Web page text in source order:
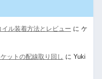
ル装着方法とレビュー に ケ
ットの配線取り回し に Yuki